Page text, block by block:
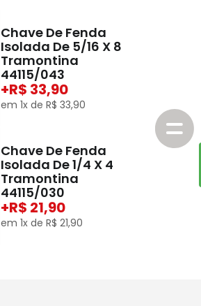
Chave De Fenda
Isolada De 5/16 X 8
Tramontina
44115/043
+ 33,90
em1x deR$ 33,90
Chave De Fenda
Isolada De 1/4 X 4
Tramontina
44115/030
+ 21,90
em1x deR$ 21,90